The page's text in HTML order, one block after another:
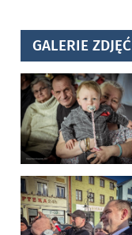
GALERIE ZDJĘĆ